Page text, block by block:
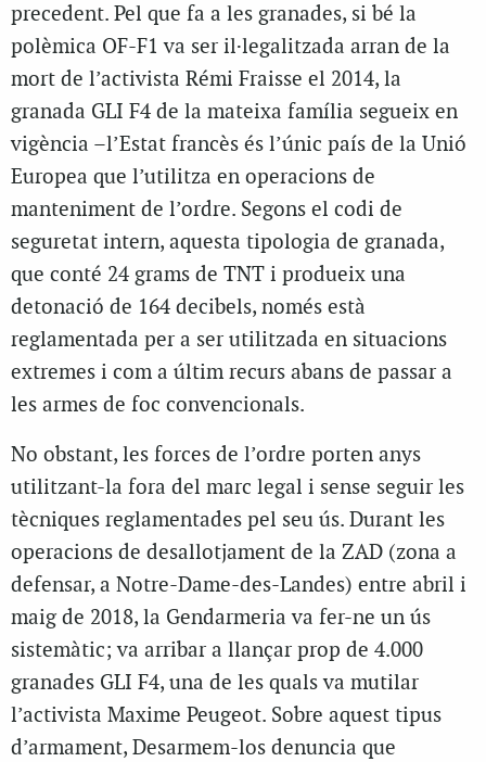
precedent. Pel que fa a les granades, si bé la
polèmica OF-F1 va ser il·legalitzada arran de la
mort de l’activista Rémi Fraisse el 2014, la
granada GLI F4 de la mateixa família segueix en
vigència –l’Estat francès és l’únic país de la Unió
Europea que l’utilitza en operacions de
manteniment de l’ordre. Segons el codi de
seguretat intern, aquesta tipologia de granada,
que conté 24 grams de TNT i produeix una
detonació de 164 decibels, només està
reglamentada per a ser utilitzada en situacions
extremes i com a últim recurs abans de passar a
les armes de foc convencionals.
No obstant, les forces de l’ordre porten anys
utilitzant-la fora del marc legal i sense seguir les
tècniques reglamentades pel seu ús. Durant les
operacions de desallotjament de la ZAD (zona a
defensar, a Notre-Dame-des-Landes) entre abril i
maig de 2018, la Gendarmeria va fer-ne un ús
sistemàtic; va arribar a llançar prop de 4.000
granades GLI F4, una de les quals va mutilar
l’activista Maxime Peugeot. Sobre aquest tipus
d’armament, Desarmem-los denuncia que